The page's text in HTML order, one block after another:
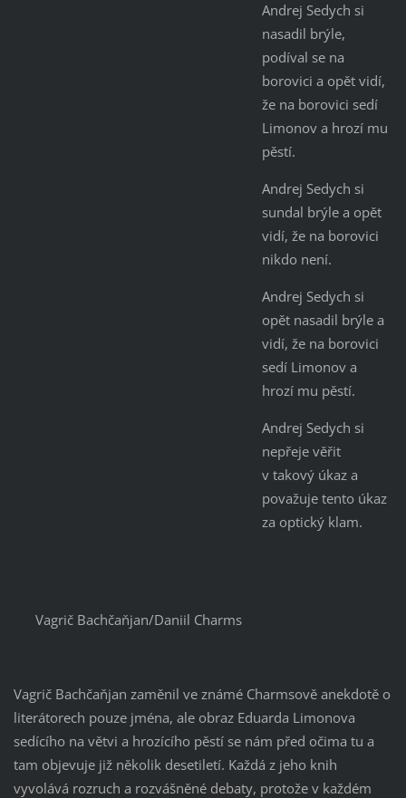
Andrej Sedych si
nasadil brýle,
podíval se na
borovici a opět vidí,
že na borovici sedí
Limonov a hrozí mu
pěstí.
Andrej Sedych si
sundal brýle a opět
vidí, že na borovici
nikdo není.
Andrej Sedych si
opět nasadil brýle a
vidí, že na borovici
sedí Limonov a
hrozí mu pěstí.
Andrej Sedych si
nepřeje věřit
v takový úkaz a
považuje tento úkaz
za optický klam.
Vagrič Bachčaňjan/Daniil Charms
Vagrič Bachčaňjan zaměnil ve známé Charmsově anekdotě o
literátorech pouze jména, ale obraz Eduarda Limonova
sedícího na větvi a hrozícího pěstí se nám před očima tu a
tam objevuje již několik desetiletí. Každá z jeho knih
vyvolává rozruch a rozvášněné debaty, protože v každém